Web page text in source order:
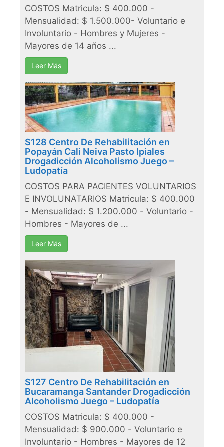
COSTOS Matricula: $ 400.000 -
Mensualidad: $ 1.500.000- Voluntario e
Involuntario - Hombres y Mujeres -
Mayores de 14 años ...
Leer Más
S128 Centro De Rehabilitación en
Popayán Cali Neiva Pasto Ipiales
Drogadicción Alcoholismo Juego –
Ludopatía
COSTOS PARA PACIENTES VOLUNTARIOS
E INVOLUNATARIOS Matricula: $ 400.000
- Mensualidad: $ 1.200.000 - Voluntario -
Hombres - Mayores de ...
Leer Más
S127 Centro De Rehabilitación en
Bucaramanga Santander Drogadicción
Alcoholismo Juego – Ludopatía
COSTOS Matricula: $ 400.000 -
Mensualidad: $ 900.000 - Voluntario e
Involuntario - Hombres - Mayores de 12